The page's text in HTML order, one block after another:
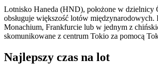
Lotnisko Haneda (HND), położone w dzielnicy
obsługuje większość lotów
Monachium, Frankfurcie lub w jednym z
skomunikowane z centrum Tokio za pomocą
Najlepszy czas na lot